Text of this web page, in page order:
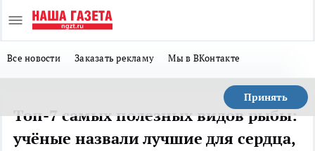
Все новости Заказать рекламу Мы в ВКонтакте
Принять
Топ-7 самых полезных видов рыбы:
учёные назвали лучшие для сердца,